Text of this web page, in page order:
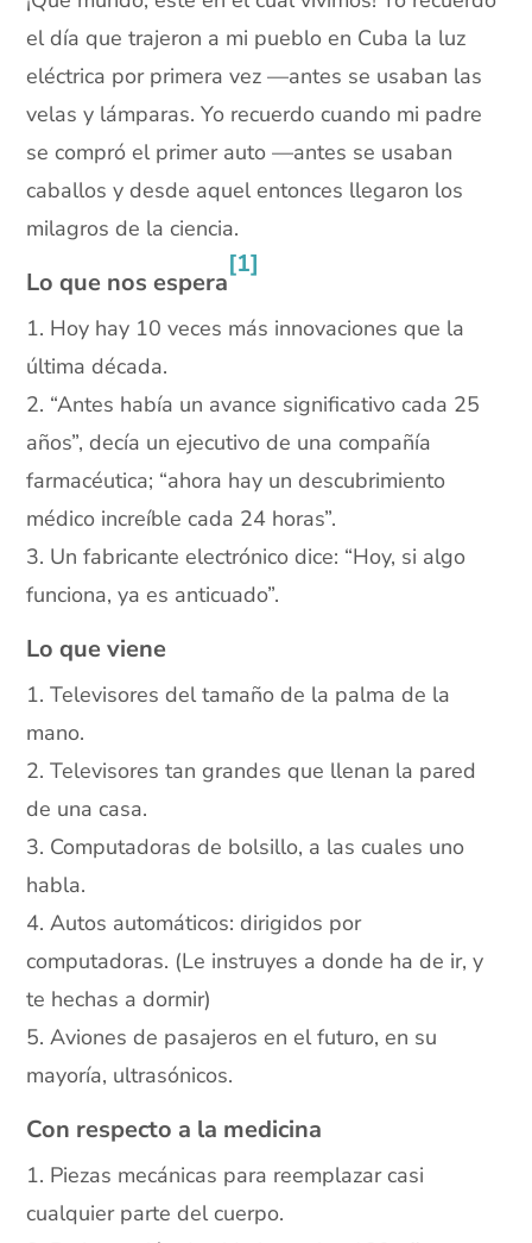
el día que trajeron a mi pueblo en Cuba la luz
eléctrica por primera vez —antes se usaban las
velas y lámparas. Yo recuerdo cuando mi padre
se compró el primer auto —antes se usaban
caballos y desde aquel entonces llegaron los
milagros de la ciencia.
Lo que nos espera
[1]
1. Hoy hay 10 veces más innovaciones que la
última década.
2. “Antes había un avance significativo cada 25
años”, decía un ejecutivo de una compañía
farmacéutica; “ahora hay un descubrimiento
médico increíble cada 24 horas”.
3. Un fabricante electrónico dice: “Hoy, si algo
funciona, ya es anticuado”.
Lo que viene
1. Televisores del tamaño de la palma de la
mano.
2. Televisores tan grandes que llenan la pared
de una casa.
3. Computadoras de bolsillo, a las cuales uno
habla.
4. Autos automáticos: dirigidos por
computadoras. (Le instruyes a donde ha de ir, y
te hechas a dormir)
5. Aviones de pasajeros en el futuro, en su
mayoría, ultrasónicos.
Con respecto a la medicina
1. Piezas mecánicas para reemplazar casi
cualquier parte del cuerpo.